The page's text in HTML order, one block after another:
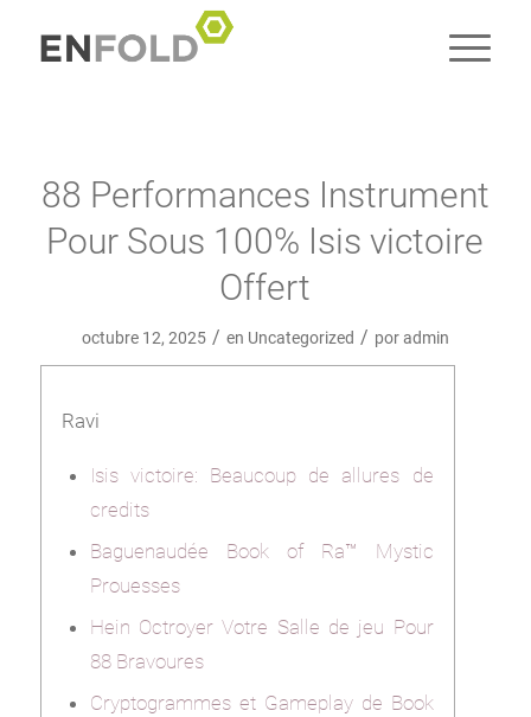
88 Performances Instrument
Pour Sous 100% Isis victoire
Offert
octubre 12, 2025 / en Uncategorized / poradmin
Ravi
Isis victoire: Beaucoup de allures de
credits
Baguenaudée Book of Ra™ Mystic
Prouesses
Hein Octroyer Votre Salle de jeu Pour
88 Bravoures
Cryptogrammes et Gameplay de Book